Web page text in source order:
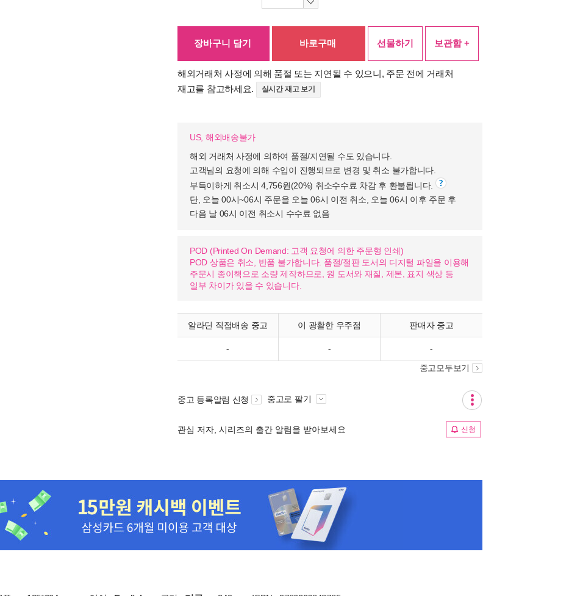
장바구니 담기 바로구매 선물하기 보관함 +
해외거래처 사정에 의해 품절 또는 지연될 수 있으니, 주문 전에 거래처
재고를 참고하세요.
실시간 재고 보기
US, 해외배송불가
해외 거래처 사정에 의하여 품절/지연될 수도 있습니다.
고객님의 요청에 의해 수입이 진행되므로 변경 및 취소 불가합니다.
부득이하게 취소시 4,756원(20%) 취소수수료 차감 후 환불됩니다.
단, 오늘 00시~06시 주문을 오늘 06시 이전 취소, 오늘 06시 이후 주문 후
다음 날 06시 이전 취소시 수수료 없음
POD (Printed On Demand: 고객 요청에 의한 주문형 인쇄)
POD 상품은 취소, 반품 불가합니다. 품절/절판 도서의 디지털 파일을 이용해
주문시 종이책으로 소량 제작하므로, 원 도서와 재질, 제본, 표지 색상 등
일부 차이가 있을 수 있습니다.
알라딘 직접배송 중고 이 광활한 우주점 판매자 중고
- - -
중고모두보기
중고 등록알림 신청 중고로 팔기
관심 저자, 시리즈의 출간 알림을 받아보세요 신청